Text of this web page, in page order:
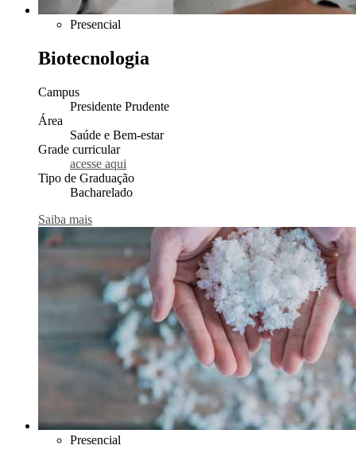
Presencial
Biotecnologia
Campus
Presidente Prudente
Área
Saúde e Bem-estar
Grade curricular
acesse aqui
Tipo de Graduação
Bacharelado
Saiba mais
Presencial